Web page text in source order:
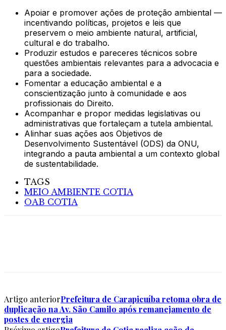
Apoiar e promover ações de proteção ambiental —
incentivando políticas, projetos e leis que
preservem o meio ambiente natural, artificial,
cultural e do trabalho.
Produzir estudos e pareceres técnicos sobre
questões ambientais relevantes para a advocacia e
para a sociedade.
Fomentar a educação ambiental e a
conscientização junto à comunidade e aos
profissionais do Direito.
Acompanhar e propor medidas legislativas ou
administrativas que fortaleçam a tutela ambiental.
Alinhar suas ações aos Objetivos de
Desenvolvimento Sustentável (ODS) da ONU,
integrando a pauta ambiental a um contexto global
de sustentabilidade.
TAGS
MEIO AMBIENTE COTIA
OAB COTIA
Artigo anteriorPrefeitura de Carapicuíba retoma obra de
duplicação na Av. São Camilo após remanejamento de
postes de energia